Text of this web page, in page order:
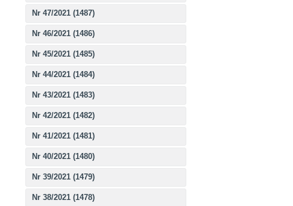
Nr 47/2021 (1487)
Nr 46/2021 (1486)
Nr 45/2021 (1485)
Nr 44/2021 (1484)
Nr 43/2021 (1483)
Nr 42/2021 (1482)
Nr 41/2021 (1481)
Nr 40/2021 (1480)
Nr 39/2021 (1479)
Nr 38/2021 (1478)